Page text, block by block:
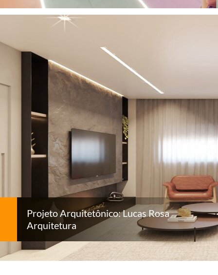
Projeto Arquitetônico: Lucas Rosa
Arquitetura